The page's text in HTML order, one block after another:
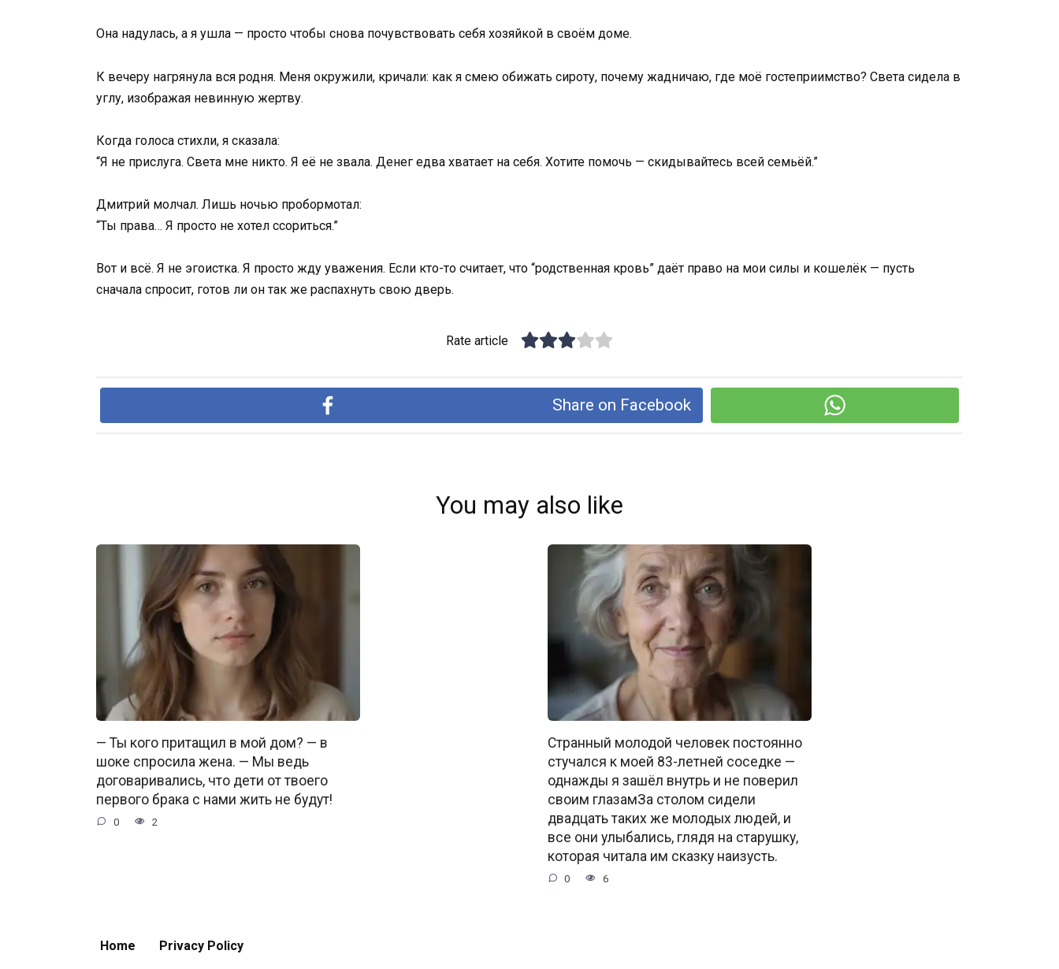
Она надулась, а я ушла — просто чтобы снова почувствовать себя хозяйкой в своём доме.
К вечеру нагрянула вся родня. Меня окружили, кричали: как я смею обижать сироту, почему жадничаю, где моё гостеприимство? Света сидела в
углу, изображая невинную жертву.
Когда голоса стихли, я сказала:
“Я не прислуга. Света мне никто. Я её не звала. Денег едва хватает на себя. Хотите помочь — скидывайтесь всей семьёй.”
Дмитрий молчал. Лишь ночью пробормотал:
“Ты права… Я просто не хотел ссориться.”
Вот и всё. Я не эгоистка. Я просто жду уважения. Если кто-то считает, что “родственная кровь” даёт право на мои силы и кошелёк — пусть
сначала спросит, готов ли он так же распахнуть свою дверь.
Rate article
Share on Facebook
You may also like
— Ты кого притащил в мой дом? — в
шоке спросила жена. — Мы ведь
договаривались, что дети от твоего
первого брака с нами жить не будут!
0 2
Странный молодой человек постоянно
стучался к моей 83-летней соседке —
однажды я зашёл внутрь и не поверил
своим глазамЗа столом сидели
двадцать таких же молодых людей, и
все они улыбались, глядя на старушку,
которая читала им сказку наизусть.
0 6
Home Privacy Policy